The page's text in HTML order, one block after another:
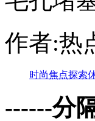
作者:热
时尚焦点探索
------分